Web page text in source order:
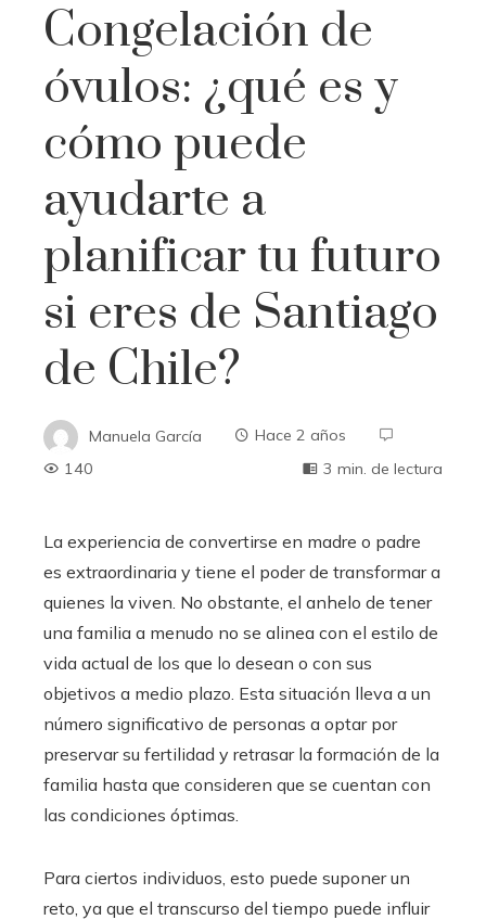
Congelación de
óvulos: ¿qué es y
cómo puede
ayudarte a
planificar tu futuro
si eres de Santiago
de Chile?
Manuela García
Hace 2 años
140
3 min. de lectura
La experiencia de convertirse en madre o padre
es extraordinaria y tiene el poder de transformar a
quienes la viven. No obstante, el anhelo de tener
una familia a menudo no se alinea con el estilo de
vida actual de los que lo desean o con sus
objetivos a medio plazo. Esta situación lleva a un
número significativo de personas a optar por
preservar su fertilidad y retrasar la formación de la
familia hasta que consideren que se cuentan con
las condiciones óptimas.
Para ciertos individuos, esto puede suponer un
reto, ya que el transcurso del tiempo puede influir